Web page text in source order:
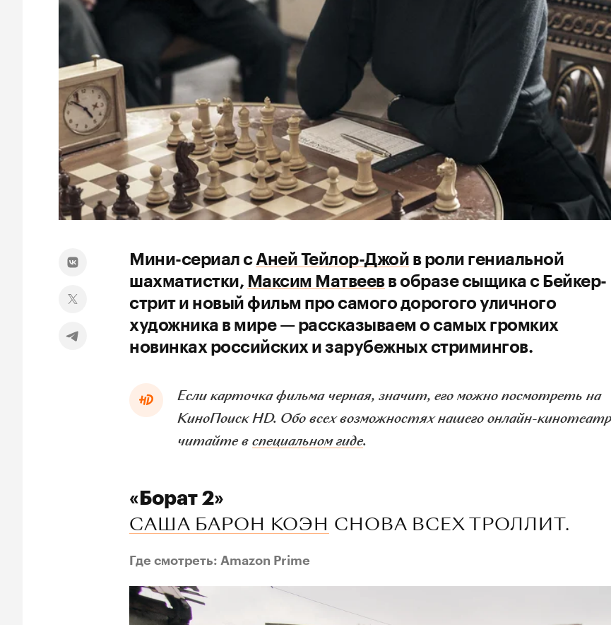
Мини-сериал сАней Тейлор-Джой в роли гениальной
шахматистки, Максим Матвеевв образе сыщика с Бейкер-
стрит и новый фильм про самого дорогого уличного
художника в мире — рассказываем о самых громких
новинках российских и зарубежных стримингов.
Если карточка фильма черная, значит, его можно посмотреть на
КиноПоиск HD. Обо всех возможностях нашего онлайн-
читайте вспециальном гиде.
«Борат 2»
САША БАРОН КОЭН СНОВА ВСЕХ ТРОЛЛИТ.
Где смотреть: Amazon Prime